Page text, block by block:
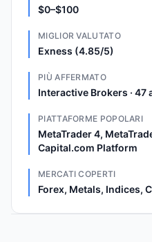
$0–$100
MIGLIOR VALUTATO
Exness (4.85/5)
PIÙ AFFERMATO
Interactive Brokers · 47
PIATTAFORME POPOLARI
MetaTrader 4,
Capital.com Platform
MERCATI COPERTI
Forex, Metals, Indices,